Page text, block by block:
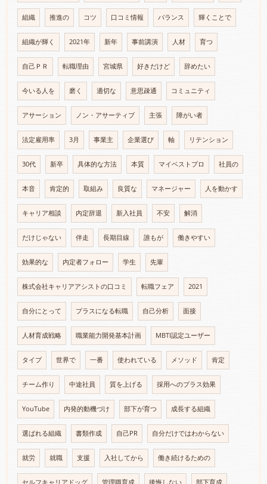
組織 推進の コツ 口コミ情報 バランス 輝くことで
組織が輝く 2021年 新年 事前講演 人材 育つ
自己ＰＲ 転職理由 宮城県 好きだけど 辞めたい
今いる人を 磨く 適切な 意思疎通 コミュニティ
アサーション ノン・アサーティブ 主張 障がい者
法定雇用率 3月 事業主 企業選び 軸 リテンション
30代 新卒 具体的な方法 本質 マイベストプロ 社員の
本音 肯定的 取組み 良質な マネージャー 人を動かす
キャリア相談 内定辞退 新入社員 不安 解消
だけじゃない 伴走 長期目線 誰もが 働きやすい
効果的な 内定者フォロー 学生 先輩
株式会社キャリアアシストの口コミ 転職フェア 2021
自分にとって プラスになる転職 自己分析 面接
人材育成戦略 職業能力開発基本計画 MBTI認定ユーザー
タイプ 世界で 一番 使われている メソッド 肯定
チーム作り 中途社員 質を上げる 採用へのプラス効果
YouTube 内発的動機づけ 部下が育つ 成長する組織
選ばれる組織 書類作成 自己PR 自分だけではわからない
就労 就職 支援 入社してから 働き続けるための
セルフキャリアドッグ 管理職育成 後悔しない 部下育成